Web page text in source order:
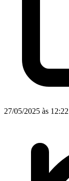
27/05/2025 às 12:22